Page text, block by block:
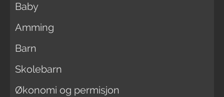
Baby
Amming
Barn
Skolebarn
Økonomi og permisjon